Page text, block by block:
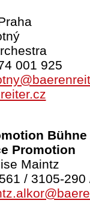
001 925
Promotion
Maintz
/ 3105-